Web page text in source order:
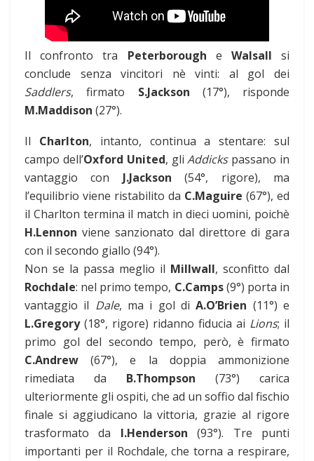
Il confronto tra Peterborough e Walsall si
conclude senza vincitori nè vinti: al gol dei
Saddlers, firmato S.Jackson (17°), risponde
M.Maddison (27°).
Il Charlton, intanto, continua a stentare: sul
campo dell’Oxford United, gliAddickspassano in
vantaggio con J.Jackson (54°, rigore), ma
l’equilibrio viene ristabilito da C.Maguire (67°), ed
il Charlton termina il match in dieci uomini, poichè
H.Lennon viene sanzionato dal direttore di gara
con il secondo giallo (94°).
Non se la passa meglio il Millwall, sconfitto dal
Rochdale: nel primo tempo, C.Camps(9°) porta in
vantaggio il Dale, ma i gol diA.O’Brien (11°) e
L.Gregory(18°, rigore) ridanno fiducia ai Lions; il
primo gol del secondo tempo, però, è firmato
C.Andrew (67°), e la doppia ammonizione
rimediata da B.Thompson (73°) carica
ulteriormente gli ospiti, che ad un soffio dal fischio
finale si aggiudicano la vittoria, grazie al rigore
trasformato da I.Henderson (93°). Tre punti
importanti per il Rochdale, che torna a respirare,